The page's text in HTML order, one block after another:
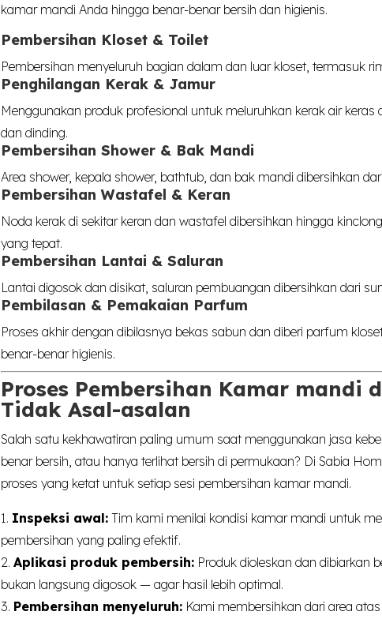
kamar mandi Anda hingga benar-benar bersih dan higienis.
Pembersihan Kloset & Toilet
Pembersihan menyeluruh bagian dalam dan luar kloset, termasuk
Penghilangan Kerak & Jamur
Menggunakan produk profesional untuk meluruhkan kerak air
dan dinding.
Pembersihan Shower & Bak Mandi
Area shower, kepala shower, bathtub, dan bak mandi dibersihkan
Pembersihan Wastafel & Keran
Noda kerak di sekitar keran dan wastafel dibersihkan hingga
yang tepat.
Pembersihan Lantai & Saluran
Lantai digosok dan disikat, saluran pembuangan dibersihkan dari
Pembilasan & Pemakaian Parfum
Proses akhir dengan dibilasnya bekas sabun dan diberi parfum
benar-benar higienis.
Proses Pembersihan Kamar mandi
Tidak Asal-asalan
Salah satu kekhawatiran paling umum saat menggunakan jasa
benar bersih, atau hanya terlihat bersih di permukaan? Di Sabia
proses yang ketat untuk setiap sesi pembersihan kamar mandi.
1. Inspeksi awal: Tim kami menilai kondisi kamar mandi untuk
pembersihan yang paling efektif.
2. Aplikasi produk pembersih: Produk dioleskan dan dibiarkan
bukan langsung digosok — agar hasil lebih optimal.
3. Pembersihan menyeluruh: Kami membersihkan dari area